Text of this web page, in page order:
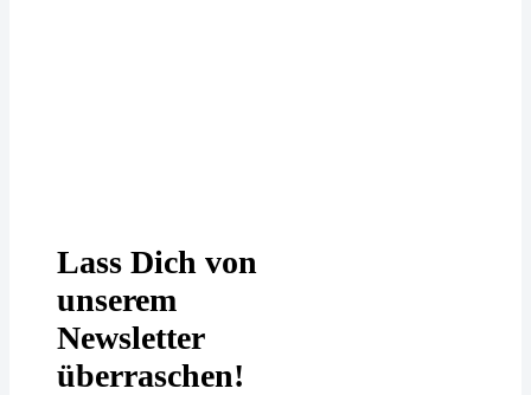
Lass Dich von
unserem
Newsletter
überraschen!